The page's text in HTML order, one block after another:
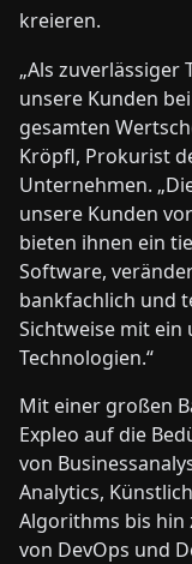
kreieren.
„Als
unsere Kunden
gesamten
Kröpfl, Prokurist
Unternehmen.
unsere Kunden
bieten ihnen ein
Software,
bankfachlich und
Sichtweise mit
Technologien.“
Mit einer großen
Expleo auf die
von
Analytics,
Algorithms bis
von DevOps und